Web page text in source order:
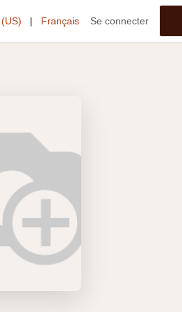
| Français Se connecter